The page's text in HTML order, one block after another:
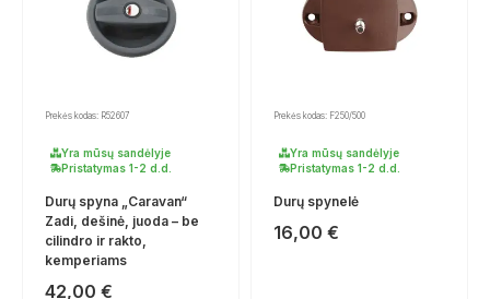
Prekės kodas: R52607
Yra mūsų sandėlyje
Pristatymas 1-2 d.d.
Durų spyna „Caravan“
Zadi, dešinė, juoda – be
cilindro ir rakto,
kemperiams
42,00 €
Prekės kodas: F250/500
Yra mūsų sandėlyje
Pristatymas 1-2 d.d.
Durų spynelė
16,00 €